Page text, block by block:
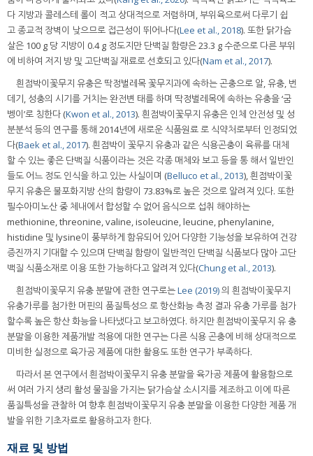
다 지방과 콜레스테 롤이 적고 상대적으로 저렴하며, 부위육으로써 다루기 쉽
고 종교적 장벽이 낮으므로 접근성이 뛰어나다(Lee et al., 2018). 또한 닭가슴
살은 100 g 당 지방이 0.4 g 정도지만 단백질 함량은 23.3 g 수준으로 다른 부위
에 비하여 저지 방 및 고단백질 재료로 선호되고 있다(Nam et al., 2017).
흰점박이꽃무지 유충은 딱정벌레목 꽃무지과에 속하는 곤충으로 알, 유충, 번
데기, 성충의 시기를 거치는 완전변 태를 하며 딱정벌레목에 속하는 유충을 ‘굼
벵이’로 칭한다 (Kwon et al., 2013). 흰점박이꽃무지 유충은 인체 안전성 및 성
분분석 등의 연구를 통해 2014년에 새로운 식품원료 로 식약처로부터 인정되었
다(Baek et al., 2017). 흰점박이 꽃무지 유충과 같은 식용곤충이 육류를 대체
할 수 있는 좋은 단백질 식품이라는 것은 각종 매체와 보고 등을 통 해서 일반인
들도 어느 정도 인식을 하고 있는 사실이며 (Belluco et al., 2013), 흰점박이꽃
무지 유충은 불포화지방 산의 함량이 73.83%로 높은 것으로 알려져 있다. 또한
필수아미노산 중 체내에서 합성할 수 없어 음식으로 섭취 해야하는
methionine, threonine, valine, isoleucine, leucine, phenylanine,
histidine 및 lysine이 풍부하게 함유되어 있어 다양한 기능성을 보유하여 건강
증진까지 기대할 수 있으며 단백질 함량이 일반적인 단백질 식품보다 많아 고단
백질 식품소재로 이용 또한 가능하다고 알려져 있다(Chung et al., 2013).
흰점박이꽃무지 유충 분말에 관한 연구로는Lee (2019)의 흰점박이꽃무지
유충가루를 첨가한 머핀의 품질특성으 로 항산화능 측정 결과 유충 가루를 첨가
할수록 높은 항산 화능을 나타냈다고 보고하였다. 하지만 흰점박이꽃무지 유 충
분말을 이용한 제품개발 적용에 대한 연구는 다른 식용 곤충에 비해 상대적으로
미비한 실정으로 육가공 제품에 대한 활용도 또한 연구가 부족하다.
따라서 본 연구에서 흰점박이꽃무지 유충 분말을 육가공 제품에 활용함으로
써 여러 가지 생리 활성 물질을 가지는 닭가슴살 소시지를 제조하고 이에 따른
품질특성을 관찰하 여 향후 흰점박이꽃무지 유충 분말을 이용한 다양한 제품 개
발을 위한 기초자료로 활용하고자 한다.
재료 및 방법